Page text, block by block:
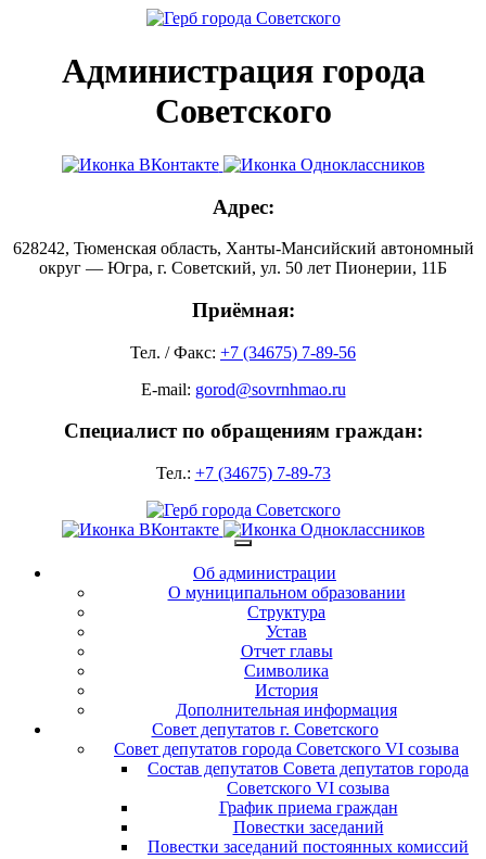
Администрация города
Советского
Адрес:
628242, Тюменская область, Ханты-Мансийский автономный
округ — Югра, г. Советский, ул. 50 лет Пионерии, 11Б
Приёмная:
Тел. / Факс: +7 (34675) 7-89-56
E-mail: gorod@sovrnhmao.ru
Специалист по обращениям граждан:
Тел.: +7 (34675) 7-89-73
Об администрации
О муниципальном образовании
Структура
Устав
Отчет главы
Символика
История
Дополнительная информация
Совет депутатов г. Советского
Совет депутатов города Советского VI созыва
Состав депутатов Совета депутатов города
Советского VI созыва
График приема граждан
Повестки заседаний
Повестки заседаний постоянных комиссий